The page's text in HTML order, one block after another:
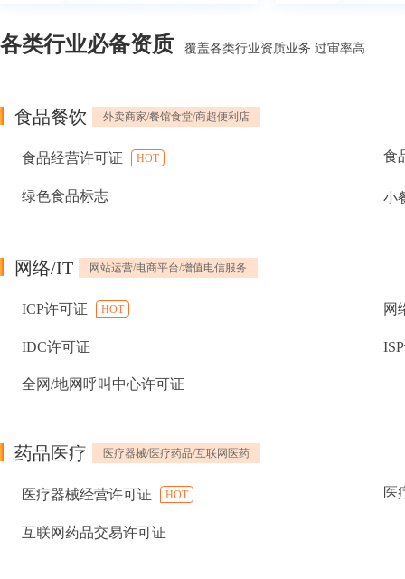
各类行业必备资质 覆盖各类行业资质业务 过审率高
食品餐饮 外卖商家/餐馆食堂/商超便利店
食品经营许可证 HOT 食
绿色食品标志 小
网络/IT 网站运营/电商平台/增值电信服务
ICP许可证 HOT 网
IDC许可证
全网/地网呼叫中心许可证
药品医疗 医疗器械/医疗药品/互联网医药
医疗器械经营许可证 HOT 医
互联网药品交易许可证